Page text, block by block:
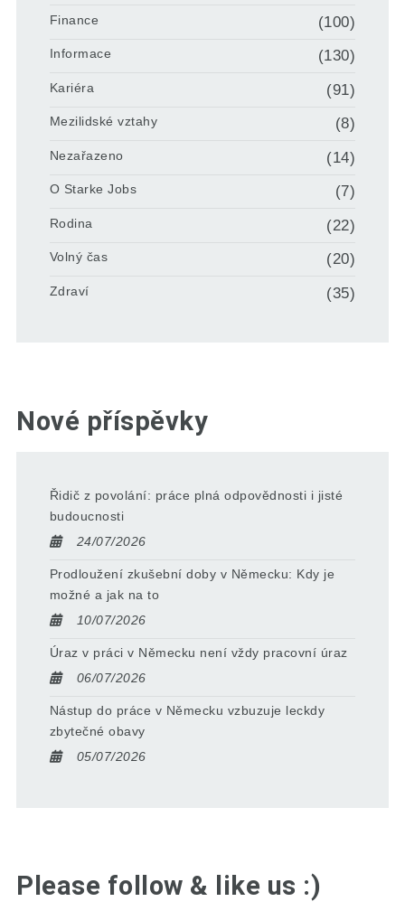
Finance (100)
Informace (130)
Kariéra (91)
Mezilidské vztahy (8)
Nezařazeno (14)
O Starke Jobs (7)
Rodina (22)
Volný čas (20)
Zdraví (35)
Nové příspěvky
Řidič z povolání: práce plná odpovědnosti i jisté
budoucnosti
24/07/2026
Prodloužení zkušební doby v Německu: Kdy je
možné a jak na to
10/07/2026
Úraz v práci v Německu není vždy pracovní úraz
06/07/2026
Nástup do práce v Německu vzbuzuje leckdy
zbytečné obavy
05/07/2026
Please follow & like us :)